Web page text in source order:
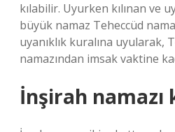
kılabilir. Uyurken kılınan ve
büyük namaz Teheccüd
uyanıklık kuralına uyularak,
namazından imsak vaktine
İnşirah namazı